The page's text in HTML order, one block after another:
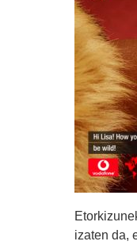
izaten da,